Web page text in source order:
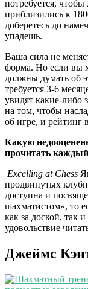
потребуется,
приблизились к
доберетесь до
упадешь.
Ваша сила не
форма. Но если вы
должны думать об
требуется 3-6
увидят какие-либо
на том, чтобы
об игре, и рейтинг
Какую
прочитать
Excelling at Chess
продвинутых
доступна и
шахматистом», то
как за доской, так
удовольствие
Джеймс